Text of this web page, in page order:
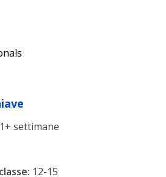
1+ settimane
12-15